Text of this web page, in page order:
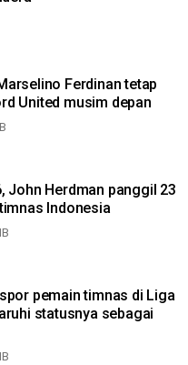
Ferdinan tetap
United musim depan
John Herdman panggil 23
Indonesia
pemain timnas di Liga